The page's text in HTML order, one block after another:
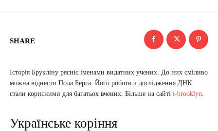
SHARE
Історія Брукліну рясніє іменами видатних учених. До них сміливо
можна віднести Пола Берга. Його роботи з дослідження ДНК
стали корисними для багатьох вчених. Більше на сайті i-brooklyn
Українське коріння